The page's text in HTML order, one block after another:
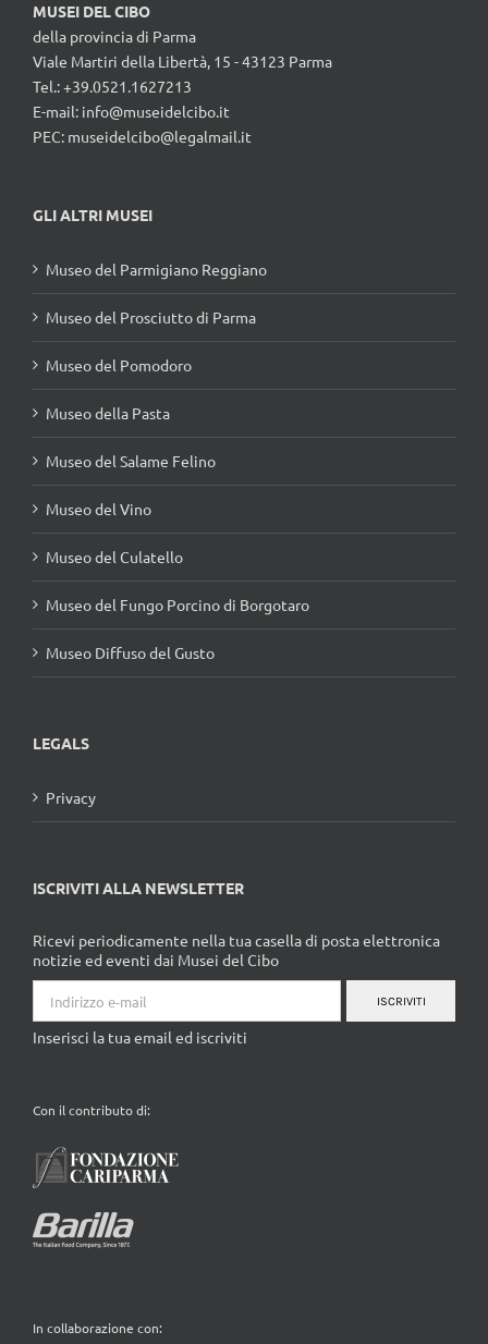
MUSEI DEL CIBO
della provincia di Parma
Viale Martiri della Libertà, 15 - 43123 Parma
Tel.: +39.0521.1627213
E-mail: info@museidelcibo.it
PEC: museidelcibo@legalmail.it
GLI ALTRI MUSEI
Museo del Parmigiano Reggiano
Museo del Prosciutto di Parma
Museo del Pomodoro
Museo della Pasta
Museo del Salame Felino
Museo del Vino
Museo del Culatello
Museo del Fungo Porcino di Borgotaro
Museo Diffuso del Gusto
LEGALS
Privacy
ISCRIVITI ALLA NEWSLETTER
Ricevi periodicamente nella tua casella di posta elettronica
notizie ed eventi dai Musei del Cibo
ISCRIVITI
Inserisci la tua email ed iscriviti
Con il contributo di:
In collaborazione con: